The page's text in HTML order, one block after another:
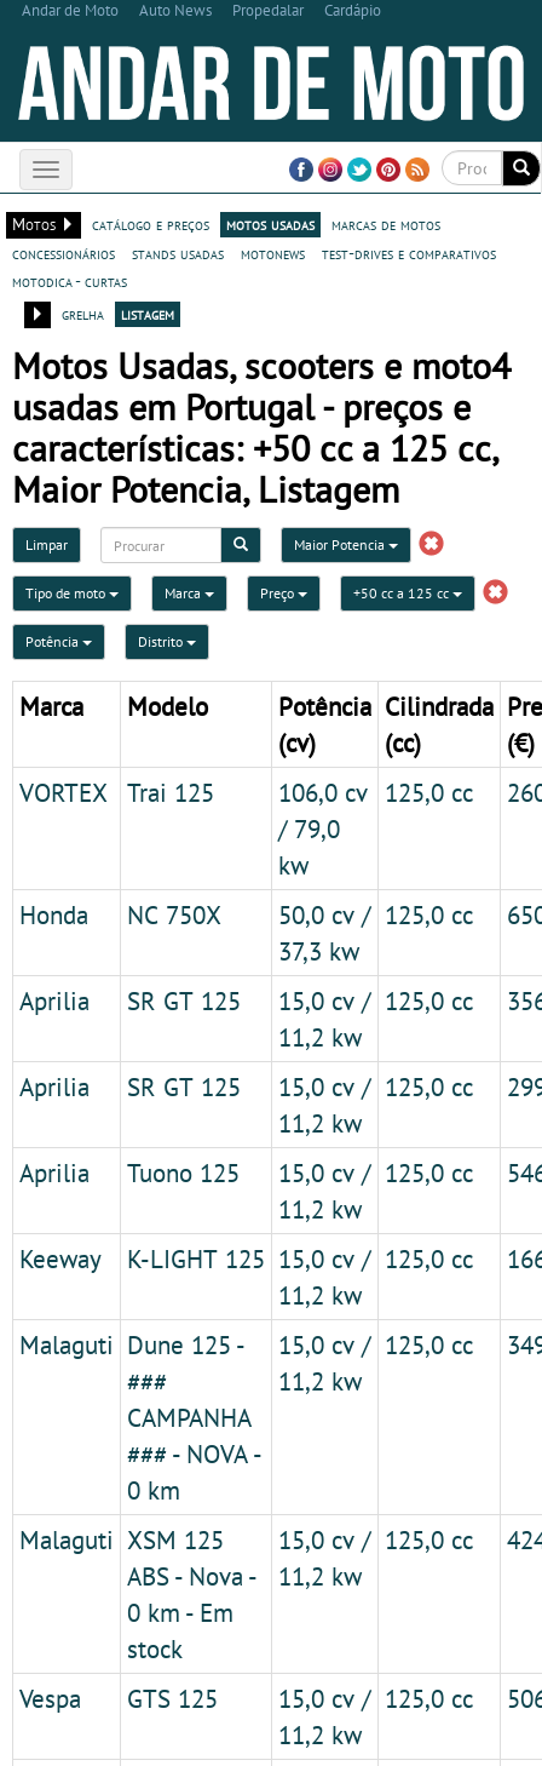
Andar de Moto Auto News Propedalar Cardápio
Toggle
navigation
Motos
catálogo e preços motos usadas
marcas de motos
concessionários
stands usadas motonews
test-drives e comparativos
motodica - curtas
grelha
listagem
Motos Usadas, scooters e moto4
usadas em Portugal - preços e
características: +50 cc a 125 cc,
Maior Potencia, Listagem
Limpar Maior Potencia
Tipo de moto Marca Preço +50 cc a 125 cc
Potência Distrito
Marca Modelo
Potência
(cv)
Cilindrada
(cc)
(€)
VORTEX Trai 125
106,0 cv
/ 79,0
kw
125,0 cc
Honda NC 750X
50,0 cv /
37,3 kw
125,0 cc
Aprilia SR GT 125
15,0 cv /
11,2 kw
125,0 cc
Aprilia SR GT 125
15,0 cv /
11,2 kw
125,0 cc
Aprilia Tuono 125
15,0 cv /
11,2 kw
125,0 cc
Keeway K-LIGHT 125 15,0 cv /
11,2 kw
125,0 cc
Malaguti Dune 125 -
###
CAMPANHA
### - NOVA -
0 km
15,0 cv /
11,2 kw
125,0 cc
Malaguti XSM 125
ABS - Nova -
0 km - Em
stock
15,0 cv /
11,2 kw
125,0 cc
Vespa GTS 125
15,0 cv /
11,2 kw
125,0 cc